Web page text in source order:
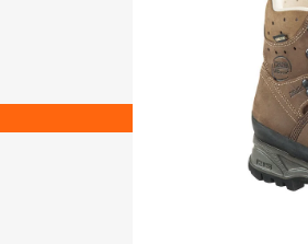
hviezdičiek.